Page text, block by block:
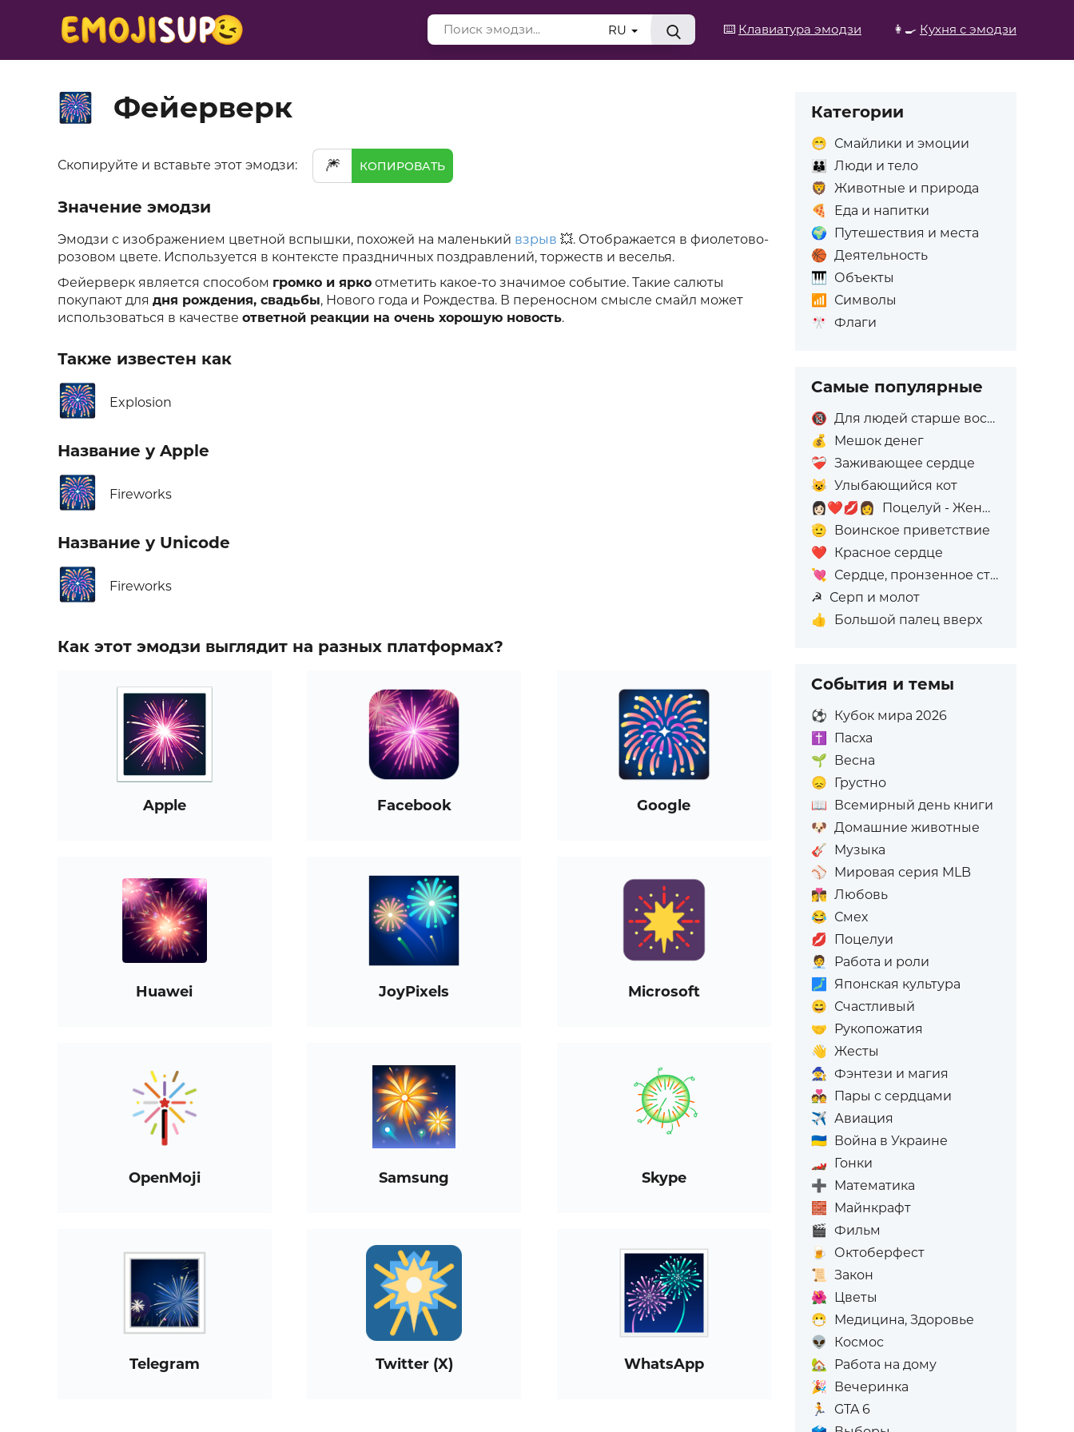
⌨️ Клавиатура эмодзи 👩‍🍳 Кухня с эмодзи
RU
🎆 Фейерверк
Скопируйте и вставьте этот эмодзи: 🎆 КОПИРОВАТЬ
Значение эмодзи
Эмодзи с изображением цветной вспышки, похожей на маленький взрыв 💥. Отображается в фиолетово-
розовом цвете. Используется в контексте праздничных поздравлений, торжеств и веселья.
Фейерверк является способом громко и ярко отметить какое-то значимое событие. Такие салюты
покупают для дня рождения, свадьбы, Нового года и Рождества. В переносном смысле смайл может
использоваться в качестве ответной реакции на очень хорошую новость.
Также известен как
🎆 Explosion
Название у Apple
🎆 Fireworks
Название у Unicode
🎆 Fireworks
Как этот эмодзи выглядит на разных платформах?
Apple Facebook Google
Huawei JoyPixels Microsoft
OpenMoji Samsung Skype
Telegram Twitter (X) WhatsApp
Категории
😁 Смайлики и эмоции
👪
Люди и тело
🦁 Животные и природа
🍕
Еда и напитки
🌍 Путешествия и места
🏀 Деятельность
🎹 Объекты
📶
Символы
🎌 Флаги
Самые популярные
🔞 Для людей старше восемнадцати лет
💰
Мешок денег
❤️‍🩹 Заживающее сердце
😺 Улыбающийся кот
👩🏻‍❤️‍💋‍👩
Поцелуй - Женщина: Светлый тон кожи, Женщина: Без тона кожи
🫡 Воинское приветствие
❤️ Красное сердце
💘 Сердце, пронзенное стрелой
☭ Серп и молот
👍
Большой палец вверх
События и темы
⚽ Кубок мира 2026
✝️
Пасха
🌱 Весна
😞 Грустно
📖 Всемирный день книги
🐶 Домашние животные
🎸 Музыка
⚾ Мировая серия MLB
👩‍❤️‍💋‍👨 Любовь
😂 Смех
💋 Поцелуи
🧑‍💼
Работа и роли
🗾
Японская культура
😄 Счастливый
🤝 Рукопожатия
👋 Жесты
🧙 Фэнтези и магия
💑 Пары с сердцами
✈️ Авиация
🇺🇦 Война в Украине
🏎️ Гонки
➕ Математика
🧱 Майнкрафт
🎬 Фильм
🍺
Октоберфест
📜 Закон
🌺 Цветы
😷 Медицина, Здоровье
👽
Космос
🏡
Работа на дому
🎉 Вечеринка
🏃
GTA 6